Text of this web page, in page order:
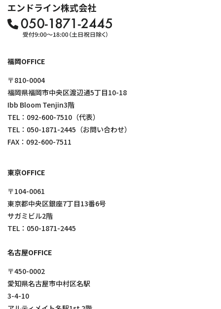
エンドライン株式会社
福岡OFFICE
〒810-0004
福岡県福岡市中央区渡辺通5丁目10-18
Ibb Bloom Tenjin3階
TEL： 092-600-7510 （代表）
TEL： 050-1871-2445 （お問い合わせ）
FAX：092-600-7511
東京OFFICE
〒104-0061
東京都中央区銀座7丁目13番6号
サガミビル2階
TEL： 050-1871-2445
名古屋OFFICE
〒450-0002
愛知県名古屋市中村区名駅
3-4-10